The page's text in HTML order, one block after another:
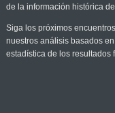
de la información histórica de
Siga los próximos
nuestros análisis basados
estadística de los resultados